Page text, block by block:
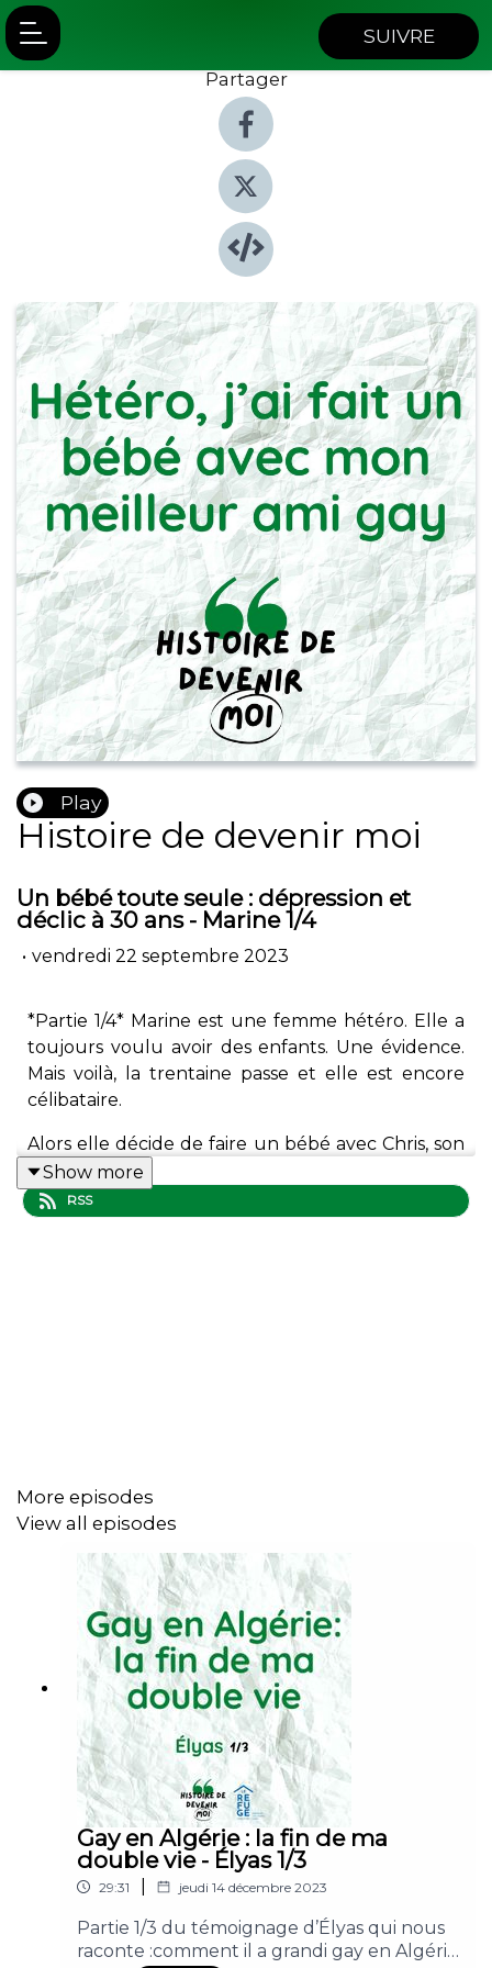
SUIVRE
Partager
Play
Histoire de devenir moi
Un bébé toute seule : dépression et
déclic à 30 ans - Marine 1/4
• vendredi 22 septembre 2023
*Partie 1/4* Marine est une femme hétéro. Elle a
toujours voulu avoir des enfants. Une évidence.
Mais voilà, la trentaine passe et elle est encore
célibataire.
Alors elle décide de faire un bébé avec Chris, son
meilleur ami gay. Dans ces 4 épisodes, Marine me
raconte ce choix d’une famille hors des normes et
son cheminement depuis 5 ans.
meilleur gay dans les épisodes précédents de ce
podcast. Les deux témoignages peuvent
s’écouter indépendamment.
💚 Pour découvrir mes autres podcasts de
l'intime, me suivre sur les réseaux sociaux ou me
soutenir en faisant un don, c'est par ici :
https://histoirededevenirmoi-
podcast.mystrikingly.com
#coparentalité #homoparentalité #maman
Show more
RSS
More episodes
View all episodes
Gay en Algérie : la fin de ma
double vie - Élyas 1/3
29:31 jeudi 14 décembre 2023
Partie 1/3 du témoignage d’Élyas qui nous
raconte :comment il a grandi gay en Algérie